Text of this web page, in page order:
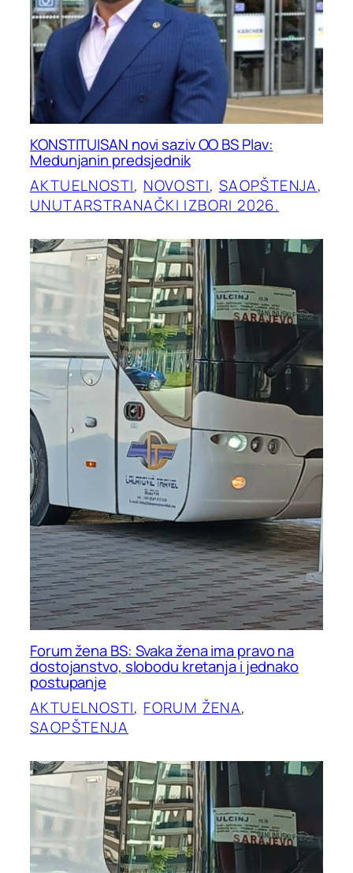
KONSTITUISAN novi saziv OO BS Plav:
Medunjanin predsjednik
AKTUELNOSTI, NOVOSTI, SAOPŠTENJA
UNUTARSTRANAČKI IZBORI 2026.
Forum žena BS: Svaka žena ima pravo na
dostojanstvo, slobodu kretanja i jednako
postupanje
AKTUELNOSTI, FORUM ŽENA
SAOPŠTENJA